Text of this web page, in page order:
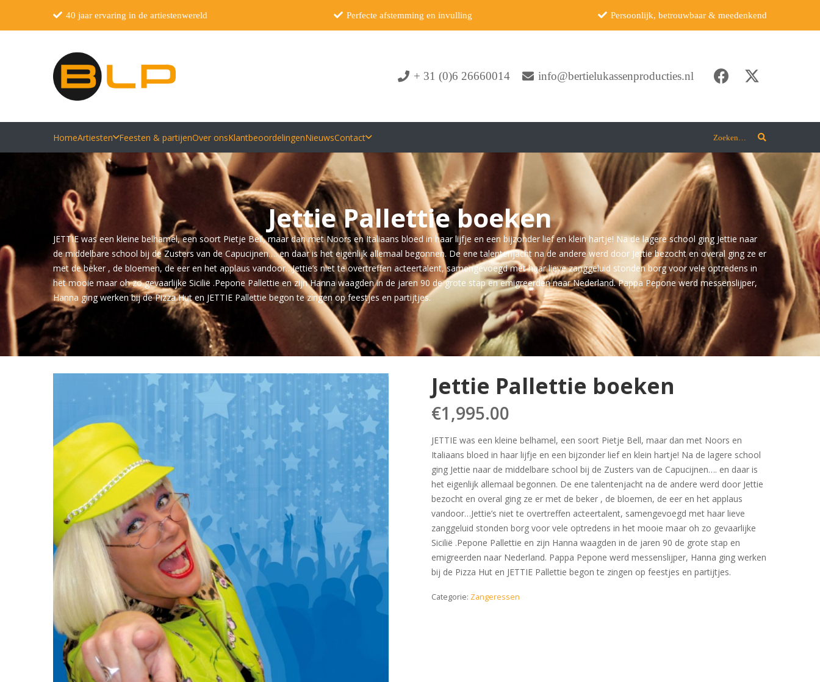
40 jaar ervaring in de artiestenwereld Perfecte afstemming en invulling Persoonlijk, betrouwbaar & meedenkend
+ 31 (0)6 26660014 info@bertielukassenproducties.nl
HomeArtiesten Feesten & partijenOver onsKlantbeoordelingenNieuwsContact Zoeken…
Jettie Pallettie boeken
JETTIE was een kleine belhamel, een soort Pietje Bell, maar dan met Noors en Italiaans bloed in haar lijfje en een bijzonder lief en klein hartje! Na de lagere school ging Jettie naar
de middelbare school bij de Zusters van de Capucijnen…. en daar is het eigenlijk allemaal begonnen. De ene talentenjacht na de andere werd door Jettie bezocht en overal ging ze er
met de beker , de bloemen, de eer en het applaus vandoor…Jettie’s niet te overtreffen acteertalent, samengevoegd met haar lieve zanggeluid stonden borg voor vele optredens in
het mooie maar oh zo gevaarlijke Sicilië .Pepone Pallettie en zijn Hanna waagden in de jaren 90 de grote stap en emigreerden naar Nederland. Pappa Pepone werd messenslijper,
Hanna ging werken bij de Pizza Hut en JETTIE Pallettie begon te zingen op feestjes en partijtjes.
Jettie Pallettie boeken
€1,995.00
JETTIE was een kleine belhamel, een soort Pietje Bell, maar dan met Noors en
Italiaans bloed in haar lijfje en een bijzonder lief en klein hartje! Na de lagere school
ging Jettie naar de middelbare school bij de Zusters van de Capucijnen…. en daar is
het eigenlijk allemaal begonnen. De ene talentenjacht na de andere werd door Jettie
bezocht en overal ging ze er met de beker , de bloemen, de eer en het applaus
vandoor…Jettie’s niet te overtreffen acteertalent, samengevoegd met haar lieve
zanggeluid stonden borg voor vele optredens in het mooie maar oh zo gevaarlijke
Sicilië .Pepone Pallettie en zijn Hanna waagden in de jaren 90 de grote stap en
emigreerden naar Nederland. Pappa Pepone werd messenslijper, Hanna ging werken
bij de Pizza Hut en JETTIE Pallettie begon te zingen op feestjes en partijtjes.
Categorie: Zangeressen